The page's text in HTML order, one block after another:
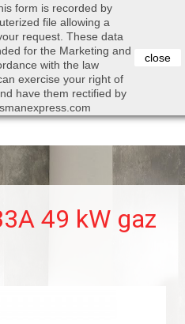

Search
49 kW gaz
form is recorded by
file allowing a
request. These data
for the Marketing and
with the law
exercise your right of
have them rectified by
close